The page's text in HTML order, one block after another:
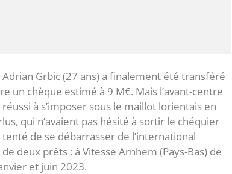
Adrian Grbic (27 ans) a finalement été transféré
un chèque estimé à 9 M€. Mais l’avant-centre
réussi à s’imposer sous le maillot lorientais en
qui n’avaient pas hésité à sortir le chéquier
de se débarrasser de l’international
deux prêts : à Vitesse Arnhem (Pays-Bas) de
et juin 2023.